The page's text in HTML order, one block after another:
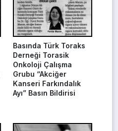
Basında Türk Toraks
Derneği Torasik
Onkoloji Çalışma
Grubu “Akciğer
Kanseri Farkındalık
Ayı” Basın Bildirisi